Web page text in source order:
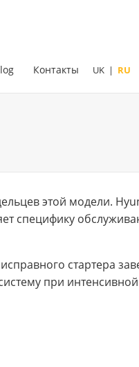
Контакты UK | RU
этой модели.
специфику
стартера
при